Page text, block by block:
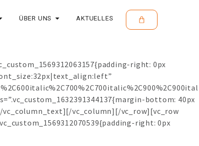
ÜBER UNS AKTUELLES
right: 0px
bottom: 40px
vc_column_text][/vc_column][/vc_row][vc_row
right: 0px